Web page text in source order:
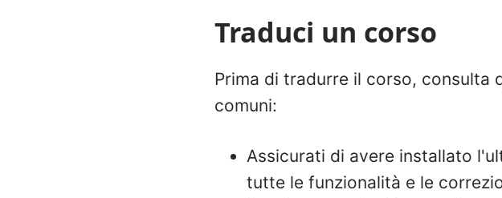
Traduci un corso
Prima di tradurre il corso,
comuni:
Assicurati di avere installato
tutte le funzionalità e le